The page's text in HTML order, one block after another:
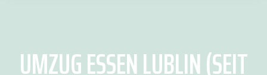
UMZUG ESSEN LUBLIN (SEIT